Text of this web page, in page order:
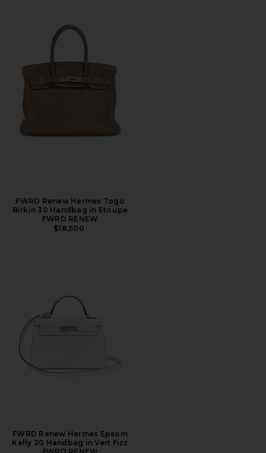
FWRD Renew Hermes Togo
Birkin 30 Handbag in Etoupe
FWRD RENEW
$18,500
FWRD Renew Hermes Epsom
Kelly 20 Handbag in Vert Fizz